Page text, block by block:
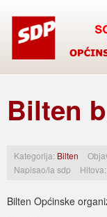
Bilten
Kategorija: Bilten
Napisao/la sdp
Bilten Općinske
Naslovna
Vijesti
Bilten